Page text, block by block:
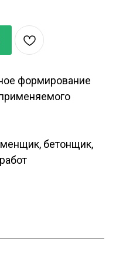
формирование
бетонщик,